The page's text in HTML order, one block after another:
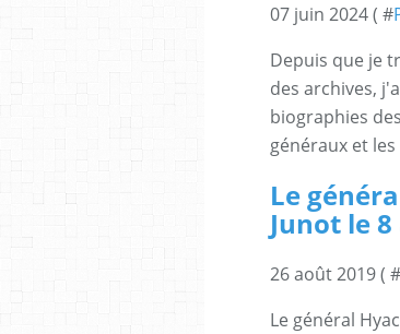
07 juin 2024 ( #
Depuis que je
des archives,
biographies
généraux et
Le
Junot le
26 août 2019 ( #
Le général